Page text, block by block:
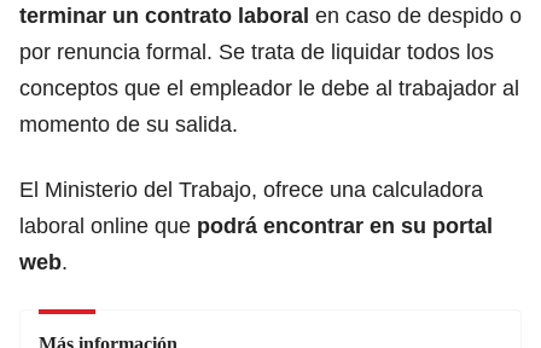
terminar un contrato laboral en caso de despido o
por renuncia formal. Se trata de liquidar todos los
conceptos que el empleador le debe al trabajador al
momento de su salida.
El Ministerio del Trabajo, ofrece una calculadora
laboral online que podrá encontrar en su portal
web.
Más información